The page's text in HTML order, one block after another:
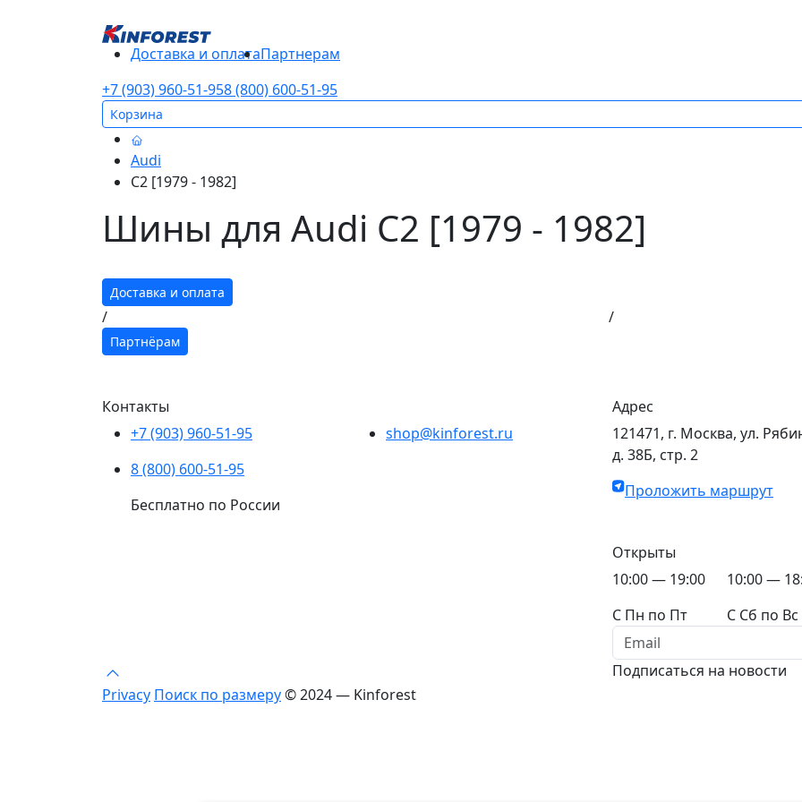
Доставка и оплатаПартнерам
+7 (903) 960-51-958 (800) 600-51-95
Корзина
Audi
C2 [1979 - 1982]
Шины для Audi C2 [1979 - 1982]
Доставка и оплата
/
Партнёрам
/
Контакты
+7 (903) 960-51-95
8 (800) 600-51-95
Бесплатно по России
shop@kinforest.ru
Адрес
121471, г. Москва, ул.
д. 38Б, стр. 2
Проложить маршрут
Открыты
10:00 — 19:00
C Пн по Пт
10:00 —
C Сб по Вс
Подписаться на новости
Privacy Поиск по размеру© 2024 — Kinforest